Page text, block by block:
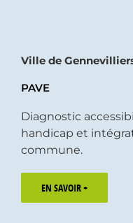
Ville de
PAVE
Diagnostic
handicap et
commune.
EN SAVOIR +